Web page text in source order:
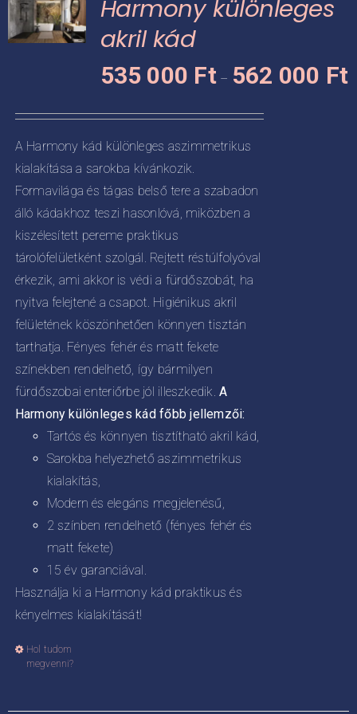
van.
A
változatok
a
választhatók
ki
Harmony különleges
akril kád
535 000 Ft – 562 000 Ft
A Harmony kád különleges aszimmetrikus
kialakítása a sarokba kívánkozik.
Formavilága és tágas belső tere a szabadon
álló kádakhoz teszi hasonlóvá, miközben a
kiszélesített pereme praktikus
tárolófelületként szolgál. Rejtett réstúlfolyóval
érkezik, ami akkor is védi a fürdőszobát, ha
nyitva felejtené a csapot. Higiénikus akril
felületének köszönhetően könnyen tisztán
tarthatja. Fényes fehér és matt fekete
színekben rendelhető, így bármilyen
fürdőszobai enteriőrbe jól illeszkedik.A
Harmony különleges kád főbb jellemzői:
Tartós és könnyen tisztítható akril kád,
Sarokba helyezhető aszimmetrikus
kialakítás,
Modern és elegáns megjelenésű,
2 színben rendelhető (fényes fehér és
matt fekete)
15 év garanciával.
Használja ki a Harmony kád praktikus és
kényelmes kialakítását!
Hol tudom
megvenni?